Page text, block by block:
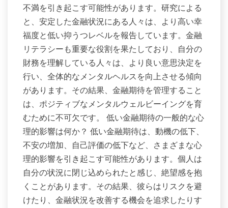
不満を引き起こす可能性があります。研究による
と、安定した金融状況にある人々は、より高い幸
福度と低い抑うつレベルを報告しています。金融
リテラシーも重要な役割を果たしており、自分の
財務を理解している人々は、より良い意思決定を
行い、全体的なメンタルヘルスを向上させる傾向
があります。その結果、金融期待を管理すること
は、ポジティブなメンタルウェルビーイングを育
むために不可欠です。 低い金融期待の一般的な心
理的影響は何か？ 低い金融期待は、動機の低下、
不安の増加、自己評価の低下など、さまざまな心
理的影響を引き起こす可能性があります。個人は
自分の状況に閉じ込められたと感じ、絶望感を抱
くことがあります。その結果、彼らはリスクを避
けたり、金融状況を改善する機会を追求したりす